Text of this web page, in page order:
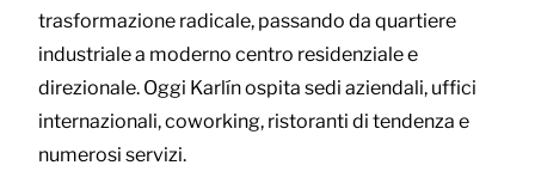
trasformazione radicale, passando da quartiere
industriale a moderno centro residenziale e
direzionale. Oggi Karlín ospita sedi aziendali, uffici
internazionali, coworking, ristoranti di tendenza e
numerosi servizi.